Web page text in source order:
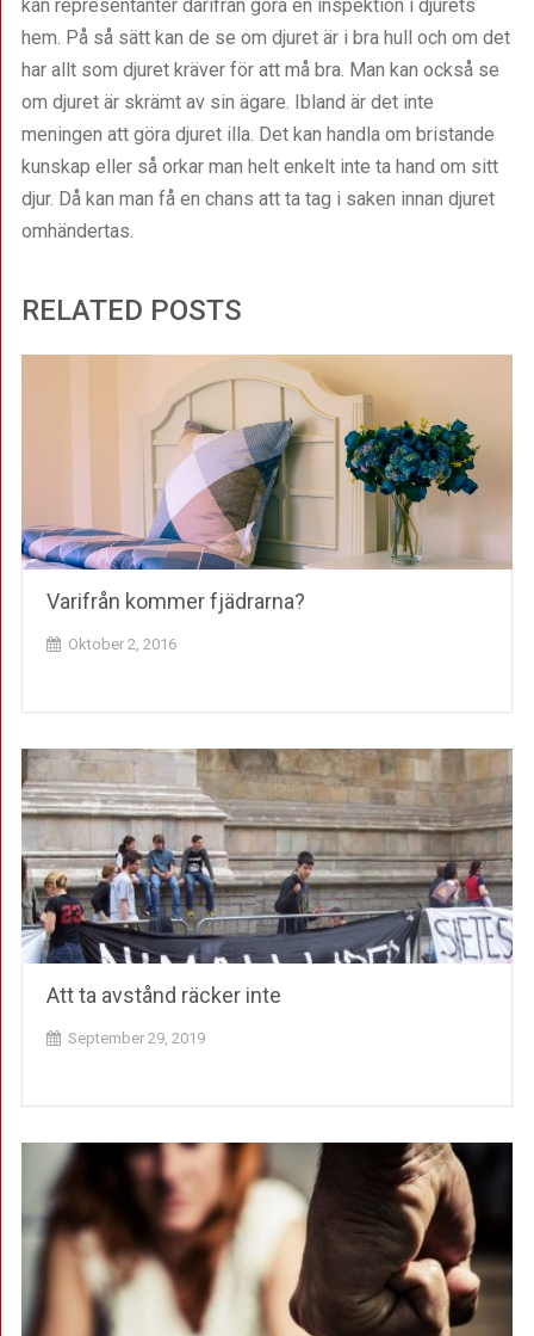
kan representanter därifrån göra en inspektion i djurets
hem. På så sätt kan de se om djuret är i bra hull och om det
har allt som djuret kräver för att må bra. Man kan också se
om djuret är skrämt av sin ägare. Ibland är det inte
meningen att göra djuret illa. Det kan handla om bristande
kunskap eller så orkar man helt enkelt inte ta hand om sitt
djur. Då kan man få en chans att ta tag i saken innan djuret
omhändertas.
RELATED POSTS
Varifrån kommer fjädrarna?
Oktober 2, 2016
Att ta avstånd räcker inte
September 29, 2019